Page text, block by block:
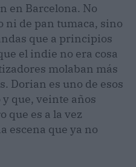
en Barcelona. No
ni de pan tumaca, sino
que a principios
el indie no era cosa
molaban más
Dorian es uno de esos
que, veinte años
que es a la vez
escena que ya no